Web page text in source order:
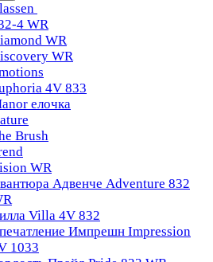
4 WR
WR
WR
4V 833
елочка
Brush
WR
Адвенче Adventure 832
Villa 4V 832
Импрешн Impression
1033